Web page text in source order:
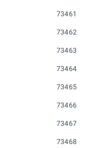
73461
73462
73463
73464
73465
73466
73467
73468